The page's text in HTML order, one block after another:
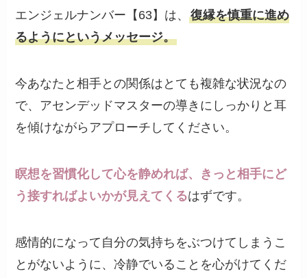
エンジェルナンバー【63】は、復縁を慎重に進め
るようにというメッセージ。
今あなたと相手との関係はとても複雑な状況なの
で、アセンデッドマスターの導きにしっかりと耳
を傾けながらアプローチしてください。
瞑想を習慣化して心を静めれば、きっと相手にど
う接すればよいかが見えてくるはずです。
感情的になって自分の気持ちをぶつけてしまうこ
とがないように、冷静でいることを心がけてくだ